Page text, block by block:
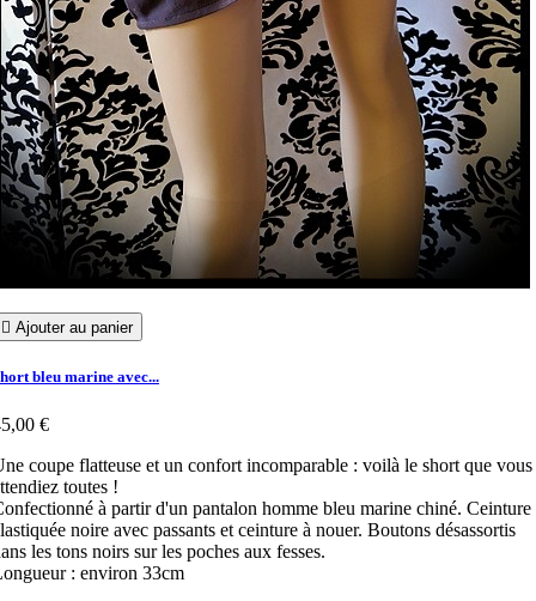
 Ajouter au panier
bleu marine avec...
€
coupe flatteuse et un confort incomparable : voilà le short que vous
toutes !
à partir d'un pantalon homme bleu marine chiné. Ceinture
noire avec passants et ceinture à nouer. Boutons désassortis
les tons noirs sur les poches aux fesses.
: environ 33cm